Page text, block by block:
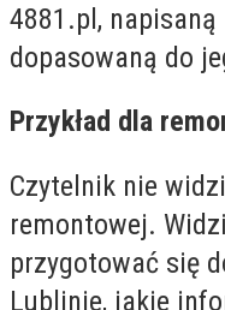
4881.pl,
dopasowaną do
Przykład dla
Czytelnik nie
remontowej.
przygotować się
Lublinie, jakie